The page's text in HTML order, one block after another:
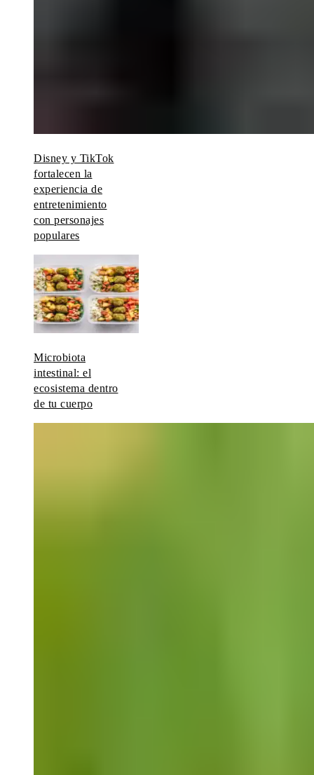
Disney y TikTok
fortalecen la
experiencia de
entretenimiento
con personajes
populares
Microbiota
intestinal: el
ecosistema dentro
de tu cuerpo